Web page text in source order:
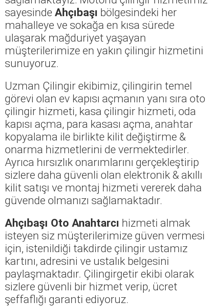
sayesinde Ahçıbaşı bölgesindeki her
mahalleye ve sokağa en kısa sürede
ulaşarak mağduriyet yaşayan
müşterilerimize en yakın çilingir hizmetini
sunuyoruz.
Uzman Çilingir ekibimiz, çilingirin temel
görevi olan ev kapısı açmanın yanı sıra oto
çilingir hizmeti, kasa çilingir hizmeti, oda
kapısı açma, para kasası açma, anahtar
kopyalama ile birlikte kilit değiştirme &
onarma hizmetlerini de vermektedirler.
Ayrıca hırsızlık onarımlarını gerçekleştirip
sizlere daha güvenli olan elektronik & akıllı
kilit satışı ve montaj hizmeti vererek daha
güvende olmanızı sağlamaktadır.
Ahçıbaşı Oto Anahtarcı hizmeti almak
isteyen siz müşterilerimize güven vermesi
için, istenildiği takdirde çilingir ustamız
kartını, adresini ve ustalık belgesini
paylaşmaktadır. Çilingirgetir ekibi olarak
sizlere güvenli bir hizmet verip, ücret
şeffaflığı garanti ediyoruz.